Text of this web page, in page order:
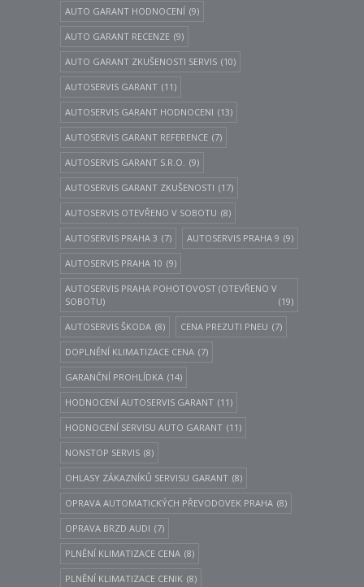
AUTO GARANT HODNOCENÍ (9)
AUTO GARANT RECENZE (9)
AUTO GARANT ZKUŠENOSTI SERVIS (10)
AUTOSERVIS GARANT (11)
AUTOSERVIS GARANT HODNOCENI (13)
AUTOSERVIS GARANT REFERENCE (7)
AUTOSERVIS GARANT S.R.O. (9)
AUTOSERVIS GARANT ZKUŠENOSTI (17)
AUTOSERVIS OTEVŘENO V SOBOTU (8)
AUTOSERVIS PRAHA 3 (7) AUTOSERVIS PRAHA 9 (9)
AUTOSERVIS PRAHA 10 (9)
AUTOSERVIS PRAHA POHOTOVOST (OTEVŘENO V
SOBOTU)
(19)
AUTOSERVIS ŠKODA (8) CENA PREZUTI PNEU (7)
DOPLNĚNÍ KLIMATIZACE CENA (7)
GARANČNÍ PROHLÍDKA (14)
HODNOCENÍ AUTOSERVIS GARANT (11)
HODNOCENÍ SERVISU AUTO GARANT (11)
NONSTOP SERVIS (8)
OHLASY ZÁKAZNÍKŮ SERVISU GARANT (8)
OPRAVA AUTOMATICKÝCH PŘEVODOVEK PRAHA (8)
OPRAVA BRZD AUDI (7)
PLNĚNÍ KLIMATIZACE CENA (8)
PLNĚNÍ KLIMATIZACE CENIK (8)